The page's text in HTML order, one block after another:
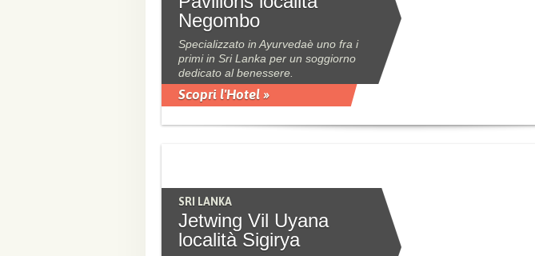
Negombo
Specializzato in Ayurvedaè uno fra i
primi in Sri Lanka per un soggiorno
dedicato al benessere.
Scopri l'Hotel »
SRI LANKA
Jetwing Vil Uyana
località Sigirya